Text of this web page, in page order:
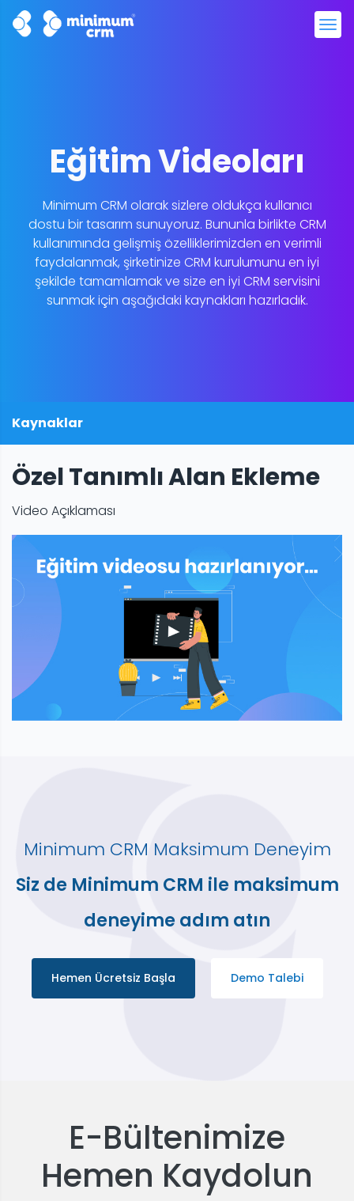
Eğitim Videoları
Minimum CRM olarak sizlere oldukça kullanıcı
dostu bir tasarım sunuyoruz. Bununla birlikte CRM
kullanımında gelişmiş özelliklerimizden en verimli
faydalanmak, şirketinize CRM kurulumunu en iyi
şekilde tamamlamak ve size en iyi CRM servisini
sunmak için aşağıdaki kaynakları hazırladık.
Kaynaklar
Özel Tanımlı Alan Ekleme
Video Açıklaması
Minimum CRM Maksimum Deneyim
Siz de Minimum CRM ile maksimum
deneyime adım atın
Hemen Ücretsiz Başla Demo Talebi
E-Bültenimize
Hemen Kaydolun